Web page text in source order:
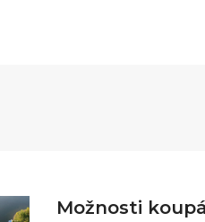
Možnosti